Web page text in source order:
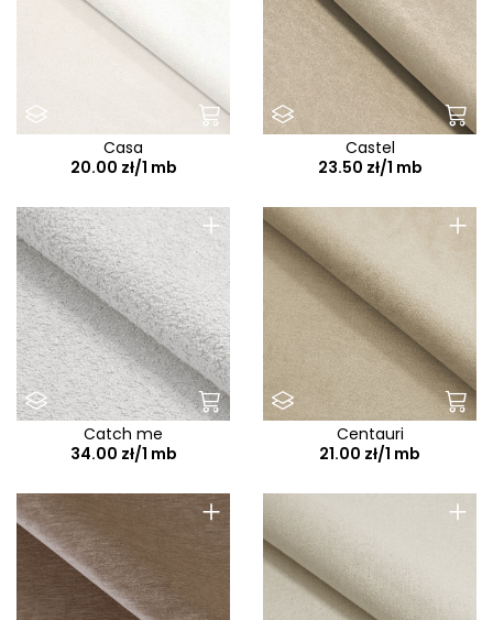
Casa
20.00 zł/1 mb
Castel
23.50 zł/1 mb
+
Catch me
34.00 zł/1 mb
+
Centauri
21.00 zł/1 mb
+ +